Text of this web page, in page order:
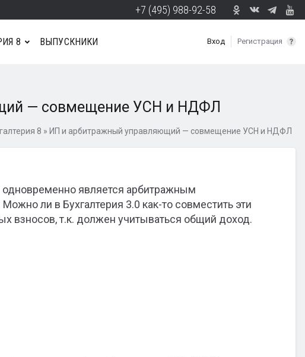
+7 (495) 988-92-58
Вход Регистрация
8 ВЫПУСКНИКИ
— совмещение УСН и НДФЛ
8 » ИП и арбитражный управляющий — совмещение УСН и НДФЛ
является арбитражным
ли в Бухгалтерия 3.0 как-то совместить эти
взносов, т.к. должен учитываться общий доход.